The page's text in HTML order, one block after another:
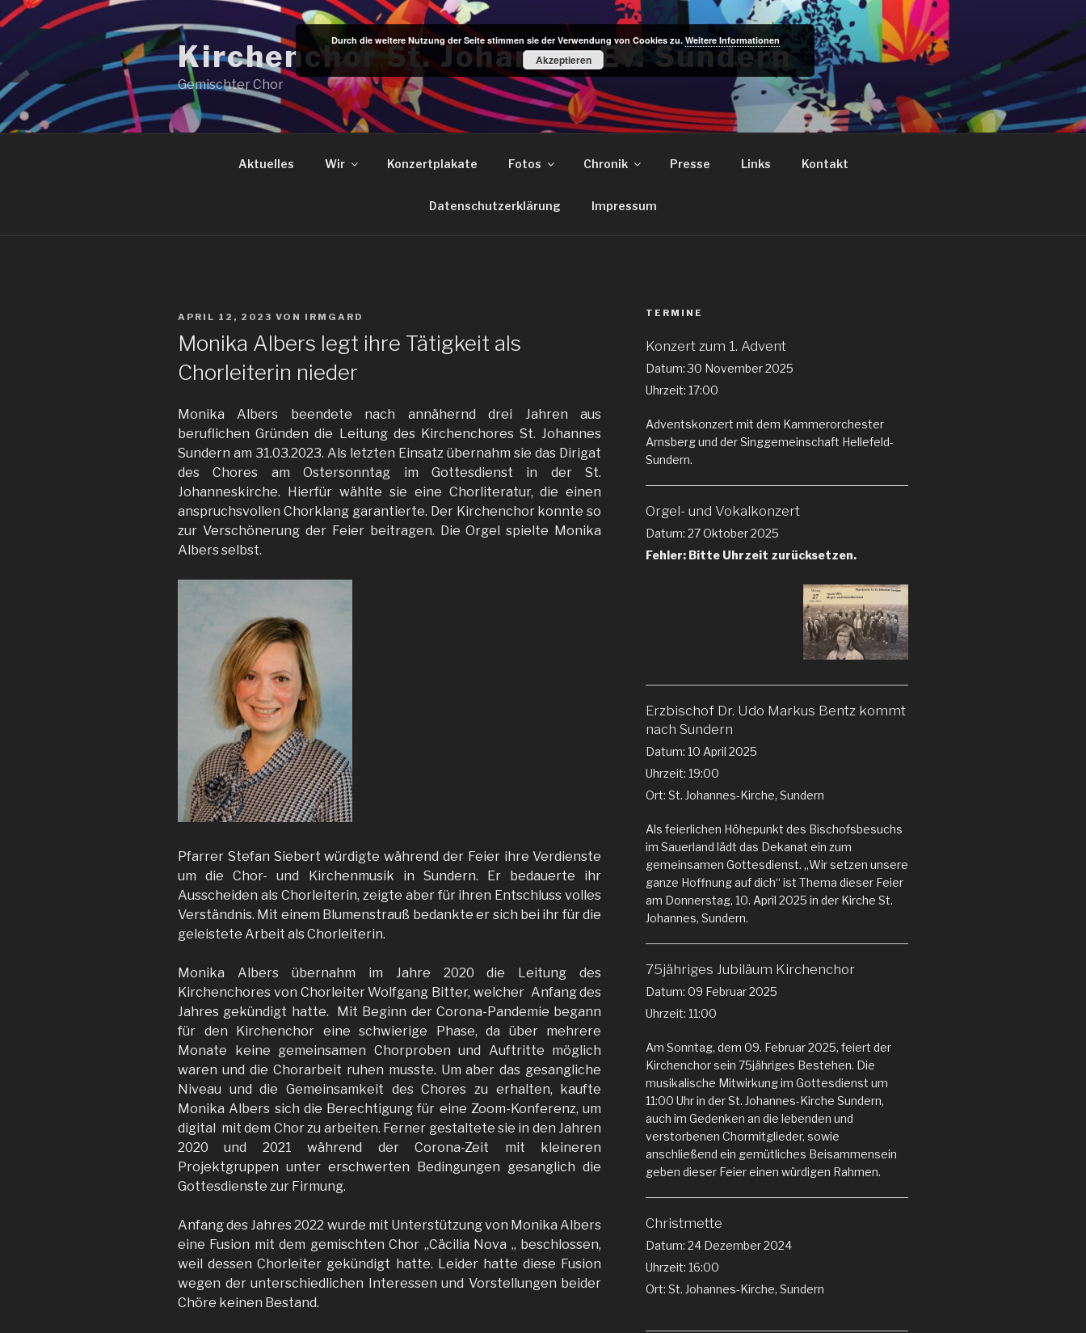
Zum
Inhalt
Kirchenchor St. Johannes Ev. Sundern
Gemischter Chor
Aktuelles Wir Konzertplakate Fotos Chronik Presse Links Kontakt
Datenschutzerklärung Impressum
VERÖFFENTLICHT
AM
APRIL 12, 2023 VON IRMGARD
Monika Albers legt ihre Tätigkeit als
Chorleiterin nieder
Monika Albers beendete nach annähernd drei Jahren aus
beruflichen Gründen die Leitung des Kirchenchores St. Johannes
Sundern am 31.03.2023. Als letzten Einsatz übernahm sie das Dirigat
des Chores am Ostersonntag im Gottesdienst in der St.
Johanneskirche. Hierfür wählte sie eine Chorliteratur, die einen
anspruchsvollen Chorklang garantierte. Der Kirchenchor konnte so
zur Verschönerung der Feier beitragen. Die Orgel spielte Monika
Albers selbst.
Pfarrer Stefan Siebert würdigte während der Feier ihre Verdienste
um die Chor- und Kirchenmusik in Sundern. Er bedauerte ihr
Ausscheiden als Chorleiterin, zeigte aber für ihren Entschluss volles
Verständnis. Mit einem Blumenstrauß bedankte er sich bei ihr für die
geleistete Arbeit als Chorleiterin.
Monika Albers übernahm im Jahre 2020 die Leitung des
Kirchenchores von Chorleiter Wolfgang Bitter, welcher Anfang des
Jahres gekündigt hatte. Mit Beginn der Corona-Pandemie begann
für den Kirchenchor eine schwierige Phase, da über mehrere
Monate keine gemeinsamen Chorproben und Auftritte möglich
waren und die Chorarbeit ruhen musste. Um aber das gesangliche
Niveau und die Gemeinsamkeit des Chores zu erhalten, kaufte
Monika Albers sich die Berechtigung für eine Zoom-Konferenz, um
digital mit dem Chor zu arbeiten. Ferner gestaltete sie in den Jahren
2020 und 2021 während der Corona-Zeit mit kleineren
Projektgruppen unter erschwerten Bedingungen gesanglich die
Gottesdienste zur Firmung.
Anfang des Jahres 2022 wurde mit Unterstützung von Monika Albers
eine Fusion mit dem gemischten Chor „Cäcilia Nova „ beschlossen,
weil dessen Chorleiter gekündigt hatte. Leider hatte diese Fusion
wegen der unterschiedlichen Interessen und Vorstellungen beider
Chöre keinen Bestand.
TERMINE
Konzert zum 1. Advent
Datum:30 November 2025
Uhrzeit: 17:00
Adventskonzert mit dem Kammerorchester
Arnsberg und der Singgemeinschaft Hellefeld-
Sundern.
Orgel- und Vokalkonzert
Datum: 27 Oktober 2025
Fehler: Bitte Uhrzeit zurücksetzen.
Erzbischof Dr. Udo Markus Bentz kommt
nach Sundern
Datum: 10 April 2025
Uhrzeit: 19:00
Ort: St. Johannes-Kirche, Sundern
Als feierlichen Höhepunkt des Bischofsbesuchs
im Sauerland lädt das Dekanat ein zum
gemeinsamen Gottesdienst. „Wir setzen unsere
ganze Hoffnung auf dich“ ist Thema dieser Feier
am Donnerstag, 10. April 2025 in der Kirche St.
Johannes, Sundern.
75jähriges Jubiläum Kirchenchor
Datum: 09 Februar 2025
Uhrzeit: 11:00
Am Sonntag, dem 09. Februar 2025, feiert der
Kirchenchor sein 75jähriges Bestehen. Die
musikalische Mitwirkung im Gottesdienst um
11:00 Uhr in der St. Johannes-Kirche Sundern,
auch im Gedenken an die lebenden und
verstorbenen Chormitglieder, sowie
anschließend ein gemütliches Beisammensein
geben dieser Feier einen würdigen Rahmen.
Christmette
Datum: 24 Dezember 2024
Uhrzeit: 16:00
Ort: St. Johannes-Kirche, Sundern
Durch die weitere Nutzung der Seite stimmen sie der Verwendung von Cookies zu.Weitere Informationen
Akzeptieren